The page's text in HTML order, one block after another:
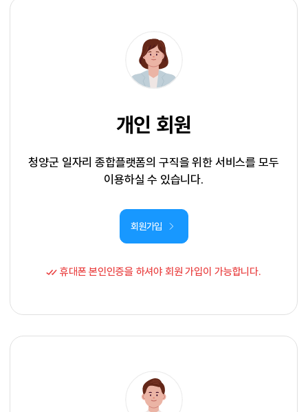
개인 회원
청양군 일자리 종합플랫폼의 구직을 위한 서비스를 모두
이용하실 수 있습니다.
회원가입
휴대폰 본인인증을 하셔야 회원 가입이 가능합니다.